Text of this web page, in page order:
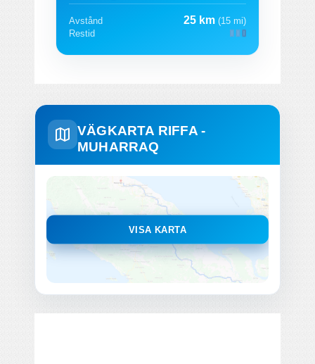
Avstånd 25 km (15 mi)
Restid
VÄGKARTA RIFFA -
MUHARRAQ
VISA KARTA